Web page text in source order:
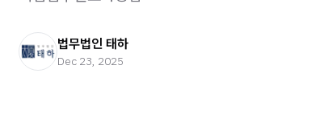
법무법인 태하
Dec 23, 2025